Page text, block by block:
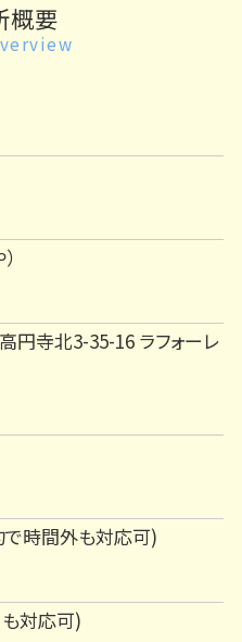
概要
円寺北3-35-16 ラフォーレ
時間外も対応可)
対応可)